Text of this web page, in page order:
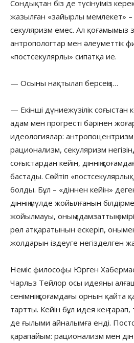
Сондықтан біз де түсінуіміз
жазылған «зайырлы мемлекет» –
секуляризм емес. Ал қоғамымыз
антропологтар мен әлеуметтік
«постсекулярлы» сипатқа ие.
— Осыны нақтылап берсеңіз…
— Екінші дүниежүзілік соғыстан
адам мен прогресті бәрінен
идеологиялар:
рационализм, секуляризм
соғыстардан кейін, діннің
бастады. Сөйтіп
болды. Бұл – «діннен кейін»
діннің мүлде жойылғанын
жойылмауы, оның адамзаттың
рөл атқаратынын ескеріп,
жолдарын іздеуге негізделген
Неміс философы Юрген
Чарльз Тейлор осы идеяны
сенімнің қоғамдағы орнын қайта
тартты. Кейін бұл идея кең тарап,
де ғылыми айналымға енді.
қарапайым: рационализм мен дін